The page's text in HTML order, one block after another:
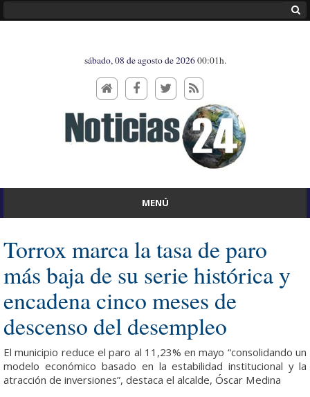
sábado, 08 de agosto de 202600:01h.
MENÚ
Torrox marca la tasa de paro
más baja de su serie histórica y
encadena cinco meses de
descenso del desempleo
El municipio reduce el paro al 11,23% en mayo “consolidando un
modelo económico basado en la estabilidad institucional y la
atracción de inversiones”, destaca el alcalde, Óscar Medina